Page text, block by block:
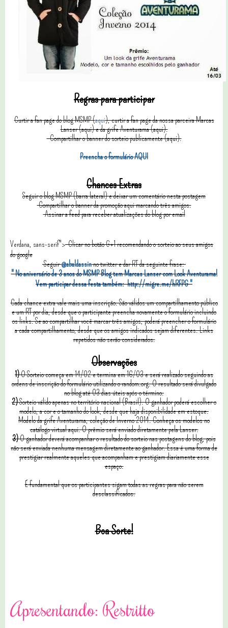
Regras para participar
Curtir a fan page do blog MSMP (aqui), curtir a fan page da nossa parceira Marcas
Lanser (aqui) e da grife Aventurama (aqui).
Compartilhar o banner do sorteio publicamente (aqui).
Preencha o formulário AQUI
Chances Extras
Seguir o blog MSMP (barra lateral) e deixar um comentário nesta postagem
Compartilhar o banner da promoção aqui marcando três amigos.
Assinar a feed para receber atualizações do blog por email
Verdana, sans-serif">Clicar no botão G+1 recomendando o sorteio ao seus amigos
do google
Seguir@abaldassinno twitter e dar RT da seguinte frase:
"No aniversário de 3 anos do MSMP Blog tem Marcas Lanser com Look Aventurama!
Vem participar dessa festa também: http://migre.me/hRFPG"
Cada chance extra vale mais uma inscrição. São válidos um compartilhamento público
e um RT por dia, desde que o participante preencha novamente o formulário incluindo
os links. Se ao compartilhar você marcar três amigos, poderá preencher o formulário
a cada compartilhamento, desde que os amigos indicados sejam diferentes. Links
repetidos não serão considerados.
Observações
1)O Sorteio começa em 14/02 e termina em 16/03 e será realizado seguindo as
ordens de inscrição do formulário utilizando o random.org. O resultado será divulgado
no blog até 03 dias úteis após o término.
2)Sorteio válido apenas no território nacional (Brasil). O ganhador poderá escolher o
modelo, a cor e o tamanho do look, desde que haja disponibilidade em estoque.
Modelo da grife Aventurama, coleção de Inverno 2014. Conheça os modelos no
catálogo virtual aqui. O prêmio será enviado diretamente pela Lanser.
3)O ganhador deverá acompanhar o resultado do sorteio nas postagens do blog, pois
não será enviada nenhuma mensagem diretamente ao ganhador. Essa é uma forma de
prestigiar realmente aqueles que acompanham e prestigiam diariamente esse
espaço.
É fundamental que os participantes sigam todas as regras para não serem
desclassificados.
Boa Sorte!
Apresentando: Restritto